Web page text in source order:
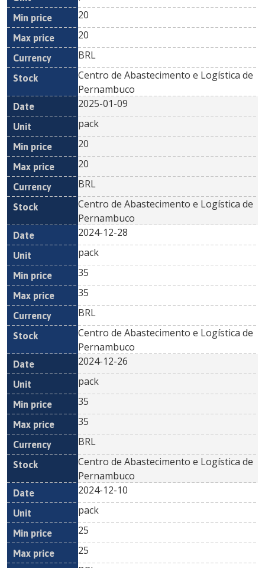
20
20
BRL
Centro de Abastecimento e Logística de
Pernambuco
2025-01-09
pack
20
20
BRL
Centro de Abastecimento e Logística de
Pernambuco
2024-12-28
pack
35
35
BRL
Centro de Abastecimento e Logística de
Pernambuco
2024-12-26
pack
35
35
BRL
Centro de Abastecimento e Logística de
Pernambuco
2024-12-10
pack
25
25